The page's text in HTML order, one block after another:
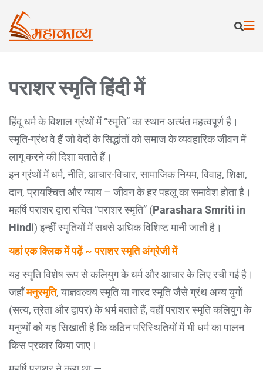
पराशर स्मृति हिंदी में
हिंदू धर्म के विशाल ग्रंथों में “स्मृति” का स्थान अत्यंत महत्वपूर्ण है।
स्मृति-ग्रंथ वे हैं जो वेदों के सिद्धांतों को समाज के व्यवहारिक जीवन में
लागू करने की दिशा बताते हैं।
इन ग्रंथों में धर्म, नीति, आचार-विचार, सामाजिक नियम, विवाह, शिक्षा,
दान, प्रायश्चित्त और न्याय – जीवन के हर पहलू का समावेश होता है।
महर्षि पराशर द्वारा रचित “पराशर स्मृति” (Parashara Smriti in
Hindi) इन्हीं स्मृतियों में सबसे अधिक विशिष्ट मानी जाती है।
यहां एक क्लिक में पढ़ें ~ पराशर स्मृति अंग्रेजी में
यह स्मृति विशेष रूप से कलियुग के धर्म और आचार के लिए रची गई है।
जहाँमनुस्मृति, याज्ञवल्क्य स्मृति या नारद स्मृति जैसे ग्रंथ अन्य युगों
(सत्य, त्रेता और द्वापर) के धर्म बताते हैं, वहीं पराशर स्मृति कलियुग के
मनुष्यों को यह सिखाती है कि कठिन परिस्थितियों में भी धर्म का पालन
किस प्रकार किया जाए।